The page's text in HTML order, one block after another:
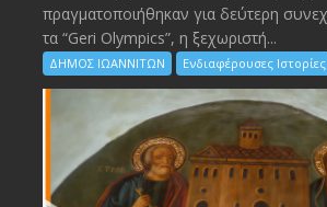
πραγματοποιήθηκαν για δεύτερη
τα “Geri Olympics”, η ξεχωριστή...
ΔΗΜΟΣ ΙΩΑΝΝΙΤΩΝ Ενδιαφέρουσες Ιστορίες